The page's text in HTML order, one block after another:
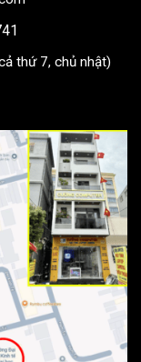
thứ 7, chủ nhật)